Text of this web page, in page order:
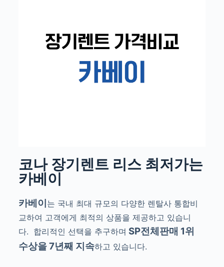
코나 장기렌트 리스 최저가는
카베이
카베이 는 국내 최대 규모의 다양한 렌탈사 통합비
교하여 고객에게 최적의 상품을 제공하고 있습니
다. 합리적인 선택을 추구하며 SP전체판매 1위
수상을 7년째 지속하고 있습니다.